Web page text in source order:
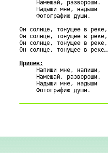
     Намешай, развороши.
     Надыши мне, надыши
     Фотографию души.
Он солнце, тонущее в реке,
Он солнце, тонущее в реке,
Он солнце, тонущее в реке,
Он солнце, тонущее в реке…
Припев:
Напиши мне, напиши,
     Намешай, развороши.
     Надыши мне, надыши